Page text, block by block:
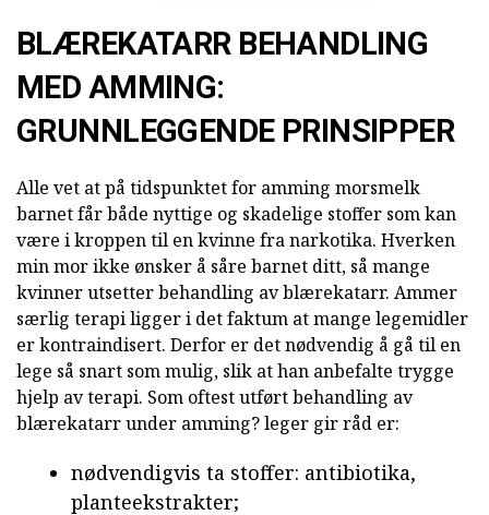
BLÆREKATARR BEHANDLING
MED AMMING:
GRUNNLEGGENDE PRINSIPPER
Alle vet at på tidspunktet for amming morsmelk
barnet får både nyttige og skadelige stoffer som kan
være i kroppen til en kvinne fra narkotika. Hverken
min mor ikke ønsker å såre barnet ditt, så mange
kvinner utsetter behandling av blærekatarr. Ammer
særlig terapi ligger i det faktum at mange legemidler
er kontraindisert. Derfor er det nødvendig å gå til en
lege så snart som mulig, slik at han anbefalte trygge
hjelp av terapi. Som oftest utført behandling av
blærekatarr under amming? leger gir råd er:
nødvendigvis ta stoffer: antibiotika,
planteekstrakter;